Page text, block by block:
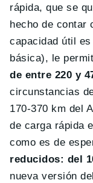
rápida, que se
hecho de contar
capacidad útil
básica), le
de entre 220 y
circunstancias
170-370 km del
de carga rápida
como es de
reducidos: del
nueva versión